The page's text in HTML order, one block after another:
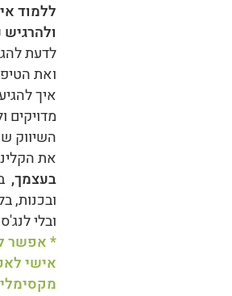
ללמוד
לדעת
ואת
איך
מדויקים
השיווק
את
בעצמך,
ובכנות,
ובלי
* אפשר
אישי